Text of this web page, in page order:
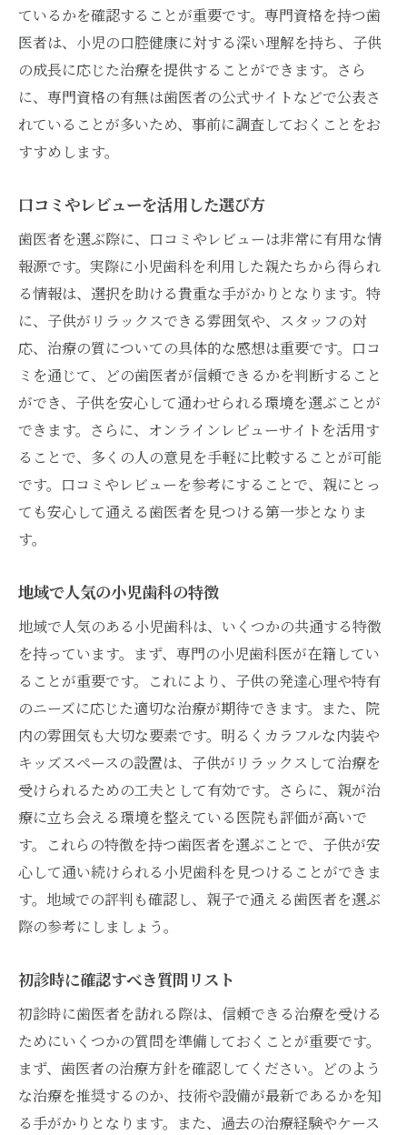
ているかを確認することが重要です。専門資格を持つ歯
医者は、小児の口腔健康に対する深い理解を持ち、子供
の成長に応じた治療を提供することができます。さら
に、専門資格の有無は歯医者の公式サイトなどで公表さ
れていることが多いため、事前に調査しておくことをお
すすめします。
口コミやレビューを活用した選び方
歯医者を選ぶ際に、口コミやレビューは非常に有用な情
報源です。実際に小児歯科を利用した親たちから得られ
る情報は、選択を助ける貴重な手がかりとなります。特
に、子供がリラックスできる雰囲気や、スタッフの対
応、治療の質についての具体的な感想は重要です。口コ
ミを通じて、どの歯医者が信頼できるかを判断すること
ができ、子供を安心して通わせられる環境を選ぶことが
できます。さらに、オンラインレビューサイトを活用す
ることで、多くの人の意見を手軽に比較することが可能
です。口コミやレビューを参考にすることで、親にとっ
ても安心して通える歯医者を見つける第一歩となりま
す。
地域で人気の小児歯科の特徴
地域で人気のある小児歯科は、いくつかの共通する特徴
を持っています。まず、専門の小児歯科医が在籍してい
ることが重要です。これにより、子供の発達心理や特有
のニーズに応じた適切な治療が期待できます。また、院
内の雰囲気も大切な要素です。明るくカラフルな内装や
キッズスペースの設置は、子供がリラックスして治療を
受けられるための工夫として有効です。さらに、親が治
療に立ち会える環境を整えている医院も評価が高いで
す。これらの特徴を持つ歯医者を選ぶことで、子供が安
心して通い続けられる小児歯科を見つけることができま
す。地域での評判も確認し、親子で通える歯医者を選ぶ
際の参考にしましょう。
初診時に確認すべき質問リスト
初診時に歯医者を訪れる際は、信頼できる治療を受ける
ためにいくつかの質問を準備しておくことが重要です。
まず、歯医者の治療方針を確認してください。どのよう
な治療を推奨するのか、技術や設備が最新であるかを知
る手がかりとなります。また、過去の治療経験やケース